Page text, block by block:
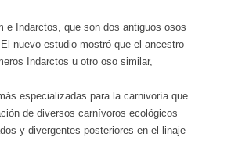
e Indarctos, que son dos antiguos osos
nuevo estudio mostró que el ancestro
Indarctos u otro oso similar,
especializadas para la carnivoría que
de diversos carnívoros ecológicos
y divergentes posteriores en el linaje